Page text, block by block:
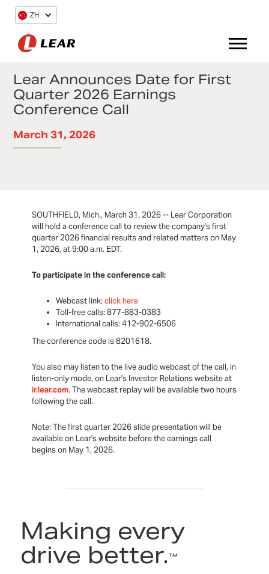
ZH
Lear Announces Date for First
Quarter 2026 Earnings
Conference Call
March 31, 2026
SOUTHFIELD, Mich., March 31, 2026 -- Lear Corporation
will hold a conference call to review the company's first
quarter 2026 financial results and related matters on May
1, 2026, at 9:00 a.m. EDT.
To participate in the conference call:
Webcast link:click here
Toll-free calls: 877-883-0383
International calls: 412-902-6506
The conference code is 8201618.
You also may listen to the live audio webcast of the call, in
listen-only mode, on Lear's Investor Relations website at
ir.lear.com. The webcast replay will be available two hours
following the call.
Note: The first quarter 2026 slide presentation will be
available on Lear's website before the earnings call
begins on May 1, 2026.
Making every
drive better.™